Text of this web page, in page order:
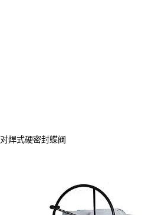
对焊式硬密封蝶阀